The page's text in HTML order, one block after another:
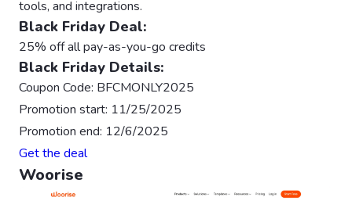
tools, and integrations.
Black Friday Deal:
25% off all pay-as-you-go credits
Black Friday Details:
Coupon Code: BFCMONLY2025
Promotion start: 11/25/2025
Promotion end: 12/6/2025
Get the deal
Woorise